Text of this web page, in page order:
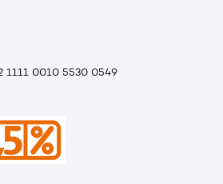
1111 0010 5530 0549